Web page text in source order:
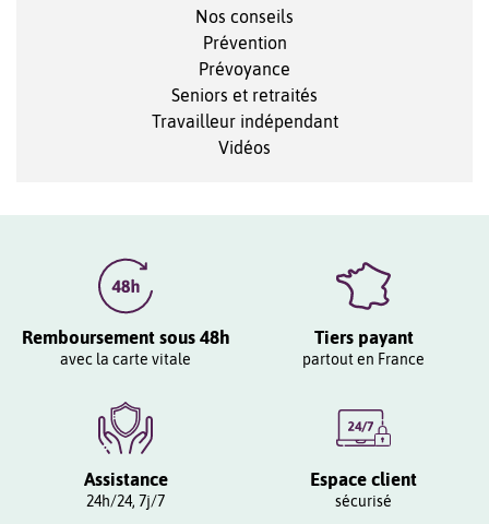
Nos conseils
Prévention
Prévoyance
Seniors et retraités
Travailleur indépendant
Vidéos
Remboursement sous 48h
avec la carte vitale
Tiers payant
partout en France
Assistance
24h/24, 7j/7
Espace client
sécurisé